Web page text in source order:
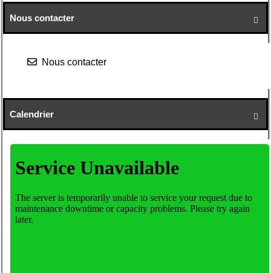

Nous contacter
Nous contacter

Calendrier